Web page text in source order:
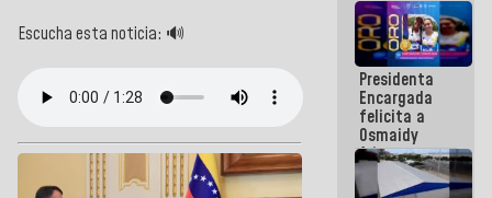
Escucha esta noticia: 🔊
Presidenta
Encargada
felicita a
Osmaidy
Arias y
Giraly
Marcano por